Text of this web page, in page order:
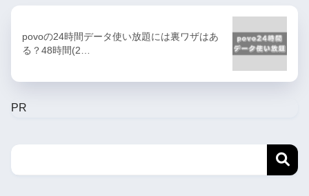
povoの24時間データ使い放題には裏ワザはあ
る？48時間(2…
PR